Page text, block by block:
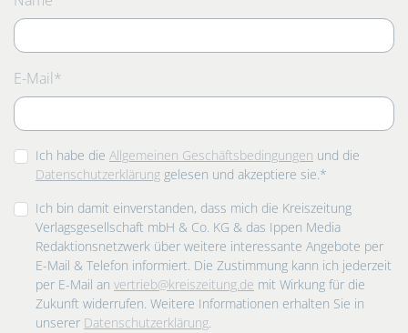
Pflichtfeld
E-Mail*
Ich habe die Allgemeinen Geschäftsbedingungen und die
Datenschutzerklärung gelesen und akzeptiere sie.*
Ich bin damit einverstanden, dass mich die Kreiszeitung
Verlagsgesellschaft mbH & Co. KG & das Ippen Media
Redaktionsnetzwerk über weitere interessante Angebote per
E-Mail & Telefon informiert. Die Zustimmung kann ich jederzeit
per E-Mail an vertrieb@kreiszeitung.de mit Wirkung für die
Zukunft widerrufen. Weitere Informationen erhalten Sie in
unserer Datenschutzerklärung.